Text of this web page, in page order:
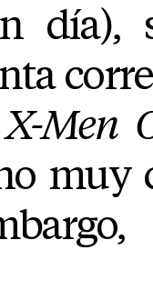
día),
X-Men
muy